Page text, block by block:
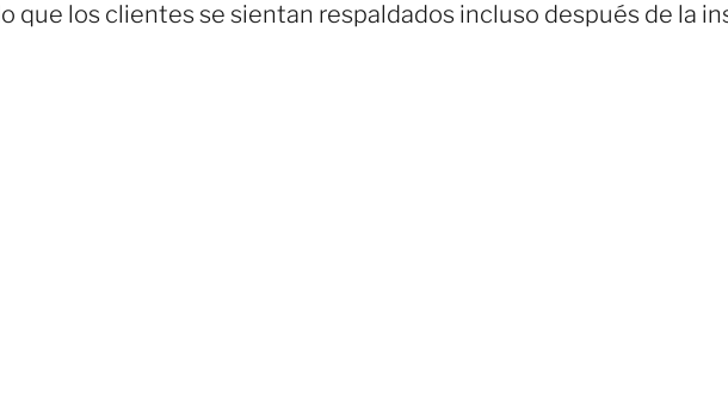
que los clientes se sientan respaldados incluso después de la